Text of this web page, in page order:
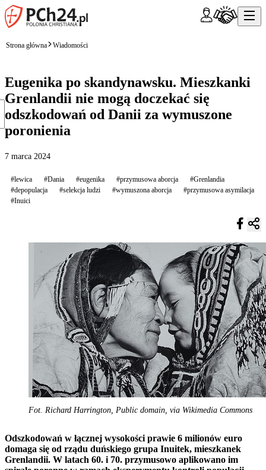
Strona główna Wiadomości
Eugenika po skandynawsku. Mieszkanki
Grenlandii nie mogą doczekać się
odszkodowań od Danii za wymuszone
poronienia
7 marca 2024
#lewica #Dania #eugenika #przymusowa aborcja
#Grenlandia
#depopulacja
#selekcja ludzi #wymuszona aborcja
#przymusowa asymilacja
#Inuici
Fot. Richard Harrington, Public domain, via Wikimedia Commons
Odszkodowań w łącznej wysokości prawie 6 milionów euro
domaga się od rządu duńskiego grupa Inuitek, mieszkanek
Grenlandii. W latach 60. i 70. przymusowo aplikowano im